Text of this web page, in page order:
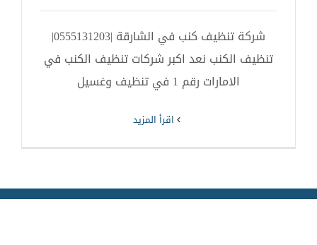
شركة تنظيف كنب في الشارقة |0555131203|
تنظيف الكنب نعد اكبر شركات تنظيف الكنب في
الامارات رقم 1 في تنظيف وغسيل